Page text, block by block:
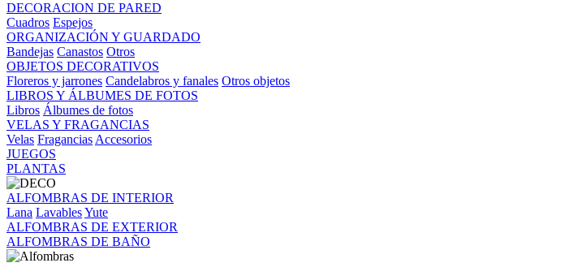
DECORACION DE PARED
Cuadros Espejos
ORGANIZACIÓN Y GUARDADO
Bandejas Canastos Otros
OBJETOS DECORATIVOS
Floreros y jarrones Candelabros y fanales Otros objetos
LIBROS Y ÁLBUMES DE FOTOS
Libros Álbumes de fotos
VELAS Y FRAGANCIAS
Velas Fragancias Accesorios
JUEGOS
PLANTAS
ALFOMBRAS DE INTERIOR
Lana LavablesYute
ALFOMBRAS DE EXTERIOR
ALFOMBRAS DE BAÑO